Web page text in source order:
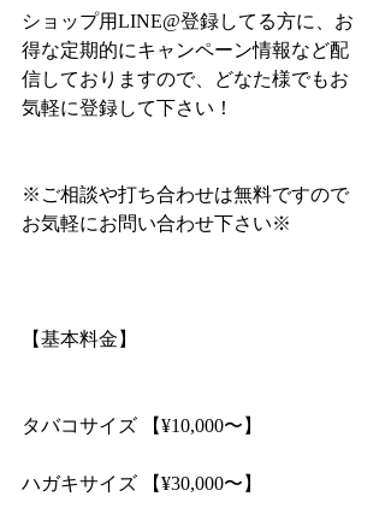
ショップ用LINE@登録してる方に、お
得な定期的にキャンペーン情報など配
信しておりますので、どなた様でもお
気軽に登録して下さい！
※ご相談や打ち合わせは無料ですので
お気軽にお問い合わせ下さい※
【基本料金】
タバコサイズ 【¥10,000〜】
ハガキサイズ 【¥30,000〜】